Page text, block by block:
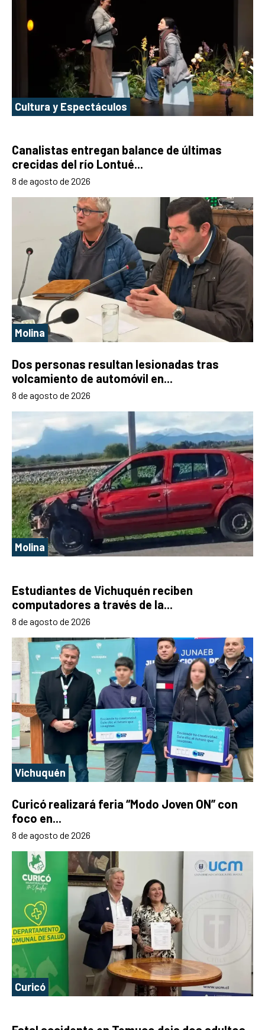
Cultura y Espectáculos
Canalistas entregan balance de últimas
crecidas del río Lontué...
8 de agosto de 2026
Molina
Dos personas resultan lesionadas tras
volcamiento de automóvil en...
8 de agosto de 2026
Molina
Estudiantes de Vichuquén reciben
computadores a través de la...
8 de agosto de 2026
Vichuquén
Curicó realizará feria “Modo Joven ON” con
foco en...
8 de agosto de 2026
Curicó